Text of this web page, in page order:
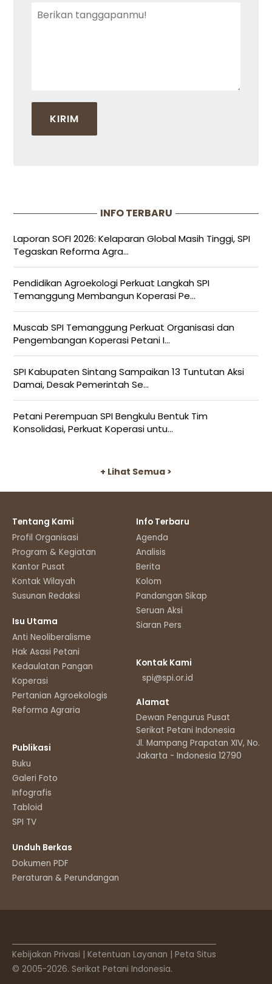
INFO TERBARU
Laporan SOFI 2026: Kelaparan Global Masih Tinggi, SPI
Tegaskan Reforma Agra...
Pendidikan Agroekologi Perkuat Langkah SPI
Temanggung Membangun Koperasi Pe...
Muscab SPI Temanggung Perkuat Organisasi dan
Pengembangan Koperasi Petani I...
SPI Kabupaten Sintang Sampaikan 13 Tuntutan Aksi
Damai, Desak Pemerintah Se...
Petani Perempuan SPI Bengkulu Bentuk Tim
Konsolidasi, Perkuat Koperasi untu...
+ Lihat Semua >
Tentang Kami
Profil Organisasi
Program & Kegiatan
Kantor Pusat
Kontak Wilayah
Susunan Redaksi
Isu Utama
Anti Neoliberalisme
Hak Asasi Petani
Kedaulatan Pangan
Koperasi
Pertanian Agroekologis
Reforma Agraria
Publikasi
Buku
Galeri Foto
Infografis
Tabloid
SPI TV
Unduh Berkas
Dokumen PDF
Peraturan & Perundangan
Info Terbaru
Agenda
Analisis
Berita
Kolom
Pandangan Sikap
Seruan Aksi
Siaran Pers
Kontak Kami
spi@spi.or.id
Alamat
Dewan Pengurus Pusat
Serikat Petani Indonesia
Jl. Mampang Prapatan XIV, No.11
Jakarta - Indonesia 12790
Kebijakan Privasi Ketentuan Layanan
Peta Situs
© 2005-2026. Serikat Petani Indonesia.